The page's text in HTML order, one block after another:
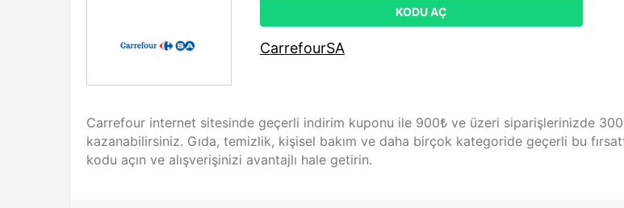
KODU AÇ
CarrefourSA
Carrefour internet sitesinde geçerli indirim kuponu ile 900₺ ve üzeri siparişlerinizde
kazanabilirsiniz. Gıda, temizlik, kişisel bakım ve daha birçok kategoride geçerli bu
kodu açın ve alışverişinizi avantajlı hale getirin.